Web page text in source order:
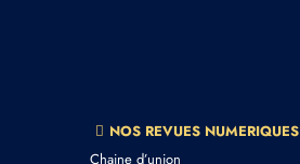
NOS REVUES NUMERIQUES
Chaine d’union